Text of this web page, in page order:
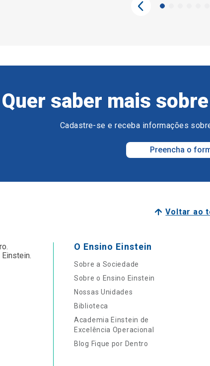
Quer saber mais
Cadastre-se e receba informações
Preencha o
Voltar ao
O Ensino Einstein
Sobre a Sociedade
Sobre o Ensino Einstein
Nossas Unidades
Biblioteca
Academia Einstein de
Excelência Operacional
Blog Fique por Dentro